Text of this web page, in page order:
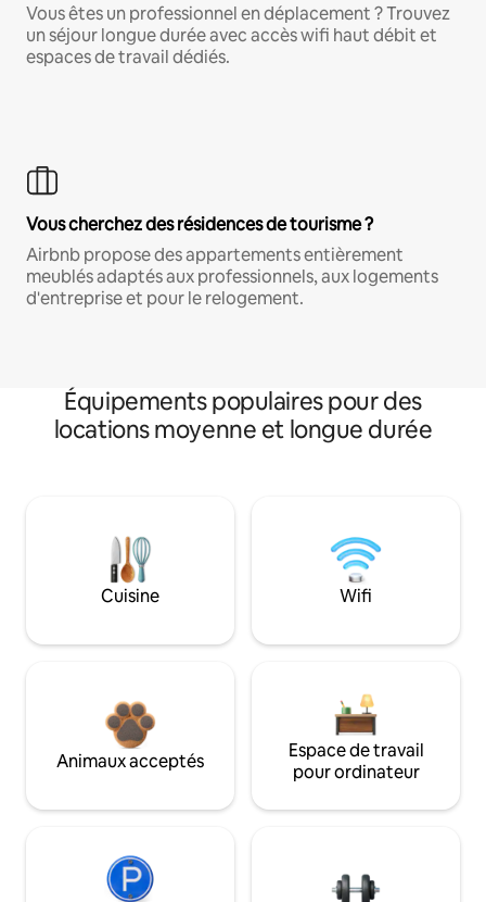
Vous êtes un professionnel en déplacement ? Trouvez
un séjour longue durée avec accès wifi haut débit et
espaces de travail dédiés.
Vous cherchez des résidences de tourisme ?
Airbnb propose des appartements entièrement
meublés adaptés aux professionnels, aux logements
d'entreprise et pour le relogement.
Équipements populaires pour des
locations moyenne et longue durée
Cuisine Wifi
Animaux acceptés
Espace de travail
pour ordinateur